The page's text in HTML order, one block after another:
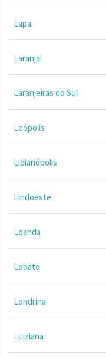
Lapa
Laranjal
Laranjeiras do Sul
Leópolis
Lidianópolis
Lindoeste
Loanda
Lobato
Londrina
Luiziana